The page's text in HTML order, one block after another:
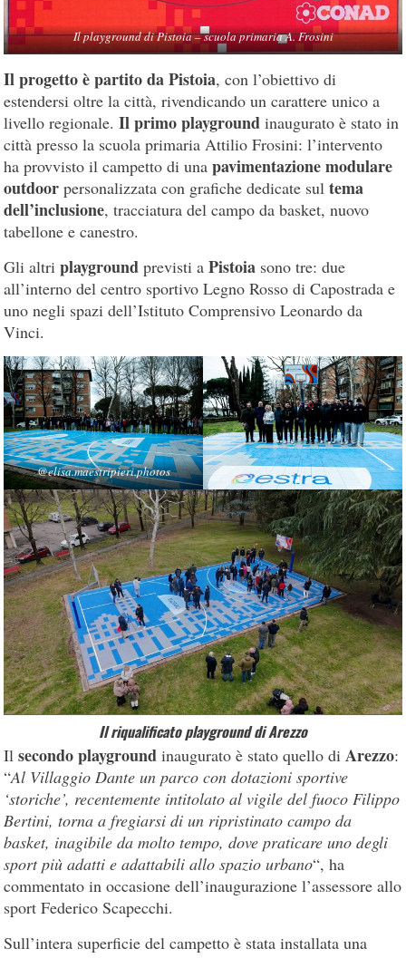
Il playground di Pistoia – scuola primaria A. Frosini
Il progetto è partito da Pistoia, con l’obiettivo di
estendersi oltre la città, rivendicando un carattere unico a
livello regionale.Il primo playgroundinaugurato è stato in
città presso la scuola primaria Attilio Frosini: l’intervento
ha provvisto il campetto di unapavimentazione modulare
outdoorpersonalizzata con grafiche dedicate sultema
dell’inclusione, tracciatura del campo da basket, nuovo
tabellone e canestro.
Gli altriplayground previsti aPistoia sono tre: due
all’interno del centro sportivo Legno Rosso di Capostrada e
uno negli spazi dell’Istituto Comprensivo Leonardo da
Vinci.
@elisa.maestripieri.photos
Il riqualificato playground di Arezzo
Ilsecondo playground inaugurato è stato quello di Arezzo:
“Al Villaggio Dante un parco con dotazioni sportive
‘storiche’, recentemente intitolato al vigile del fuoco Filippo
Bertini, torna a fregiarsi di un ripristinato campo da
basket, inagibile da molto tempo, dove praticare uno degli
sport più adatti e adattabili allo spazio urbano“, ha
commentato in occasione dell’inaugurazione l’assessore allo
sport Federico Scapecchi.
Sull’intera superficie del campetto è stata installata una